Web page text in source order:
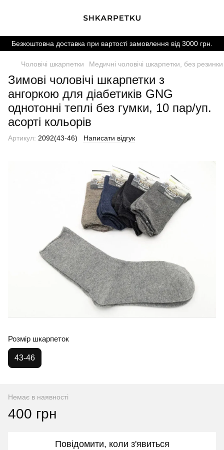
Безкоштовна доставка при вартості замовлення від 3000 грн.
Чоловічі шкарпетки Медичні чоловічі шкарпетки, без резинки
Зимові чоловічі шкарпетки з
ангоркою для діабетиків GNG
однотонні теплі без гумки, 10 пар/уп.
асорті кольорів
Артикул: 2092(43-46) Написати відгук
Розмір шкарпеток
43-46
Немає в наявності
400 грн
Повідомити, коли з'явиться